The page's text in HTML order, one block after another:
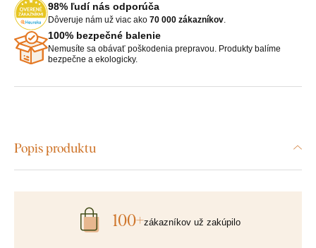
98% ľudí nás odporúča
Dôveruje nám už viac ako 70 000 zákazníkov.
100% bezpečné balenie
Nemusíte sa obávať poškodenia prepravou. Produkty balíme
bezpečne a ekologicky.
Popis produktu
100+zákazníkov už zakúpilo